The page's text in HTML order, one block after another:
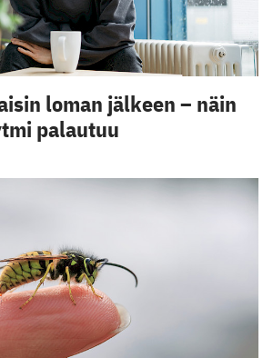
loman jälkeen – näin
palautuu